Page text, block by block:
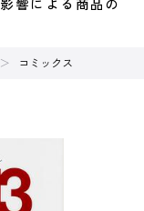
コミックス